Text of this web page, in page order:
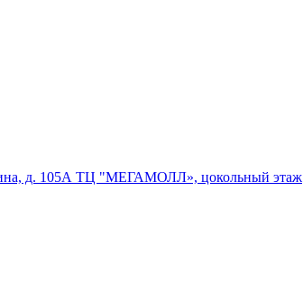
д. 105А ТЦ "МЕГАМОЛЛ», цокольный этаж